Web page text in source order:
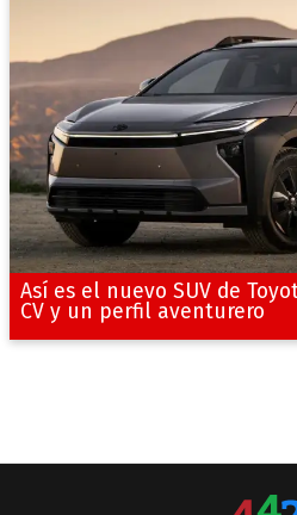
Así es el nuevo SUV de
CV y un perfil aventurero